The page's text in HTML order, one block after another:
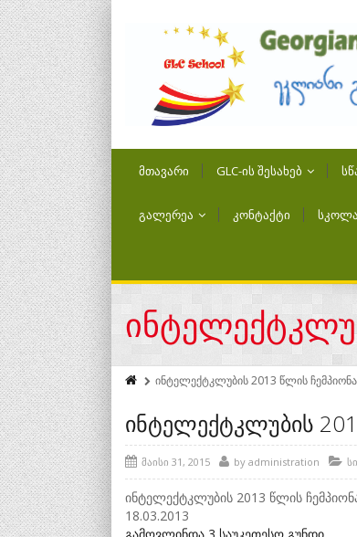
ᲛᲗᲐᲕᲐᲠᲘ GLC-ᲘᲡ ᲨᲔᲡᲐᲮᲔᲑ
ᲒᲐᲚᲔᲠᲔᲐ ᲙᲝᲜᲢᲐᲥᲢᲘ
ინტელექტკლუბის 2013 წლის
ინტელექტკლუბის
მაისი 31, 2015 by administration
ინტელექტკლუბის 2013 წლის
18.03.2013
გამოვლინდა 3 საუკეთესო გუნდი